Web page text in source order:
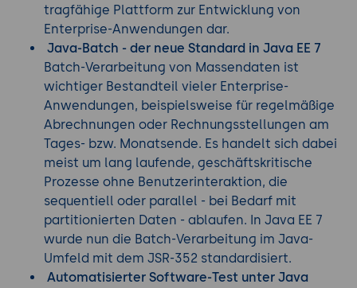
tragfähige Plattform zur Entwicklung von
Enterprise-Anwendungen dar.
Java-Batch - der neue Standard in Java EE 7
Batch-Verarbeitung von Massendaten ist
wichtiger Bestandteil vieler Enterprise-
Anwendungen, beispielsweise für regelmäßige
Abrechnungen oder Rechnungsstellungen am
Tages- bzw. Monatsende. Es handelt sich dabei
meist um lang laufende, geschäftskritische
Prozesse ohne Benutzerinteraktion, die
sequentiell oder parallel - bei Bedarf mit
partitionierten Daten - ablaufen. In Java EE 7
wurde nun die Batch-Verarbeitung im Java-
Umfeld mit dem JSR-352 standardisiert.
Automatisierter Software-Test unter Java